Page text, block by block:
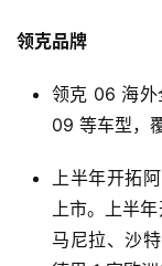
领克品牌
领克 06 海外
09 等车型，
上半年开拓
上市。上半
马尼拉、沙